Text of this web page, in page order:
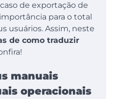
de exportação de
para o total
usuários. Assim, neste
de como traduzir
manuais
operacionais